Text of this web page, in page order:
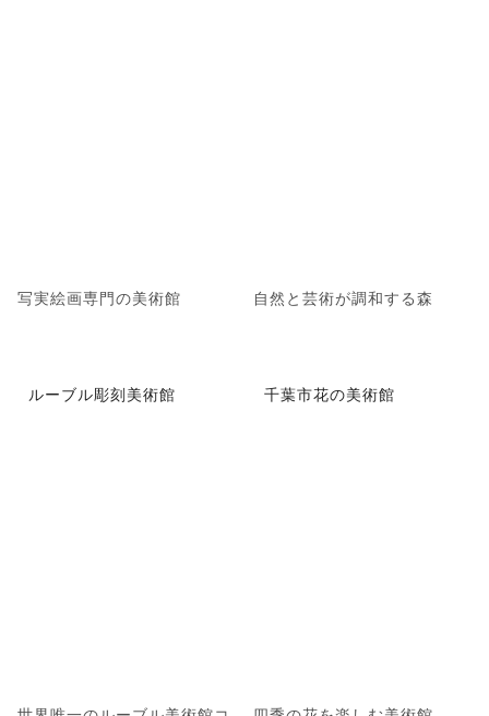
写実絵画専門の美術館 自然と芸術が調和する森
ルーブル彫刻美術館 千葉市花の美術館